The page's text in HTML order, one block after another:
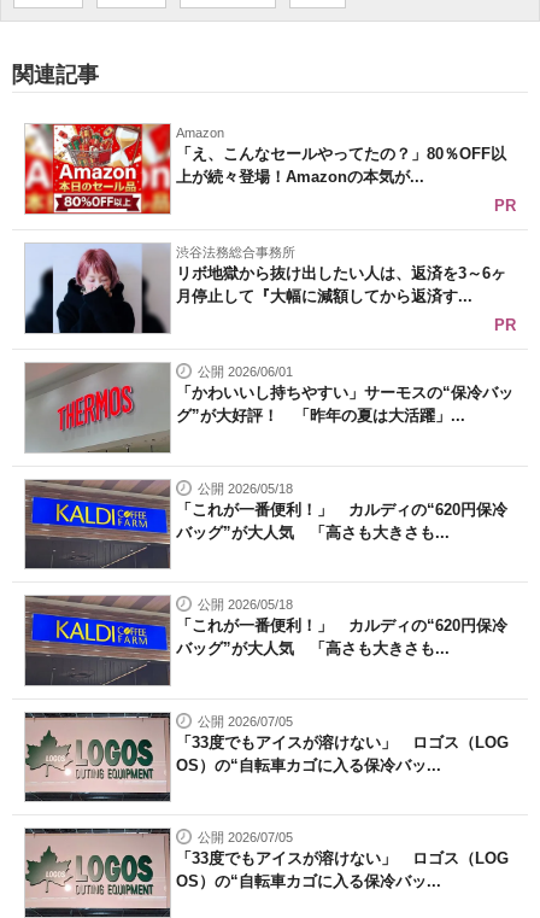
製造業のIT導入・活用を支援
モノづくり技術者専門サイト
エレクトロニクス専門サイト
電子設計の基本と応用
エネルギーの専門メディア
建設×テクノロジーの最前線
ちょっと気になるネットの話題
関連記事
Amazon
「え、こんなセールやってたの？」80％OFF以
上が続々登場！Amazonの本気が...
PR
渋谷法務総合事務所
リボ地獄から抜け出したい人は、返済を3～6ヶ
月停止して『大幅に減額してから返済す...
PR
公開 2026/06/01
「かわいいし持ちやすい」サーモスの“保冷バッ
グ”が大好評！ 「昨年の夏は大活躍」...
公開 2026/05/18
「これが一番便利！」 カルディの“620円保冷
バッグ”が大人気 「高さも大きさも...
公開 2026/05/18
「これが一番便利！」 カルディの“620円保冷
バッグ”が大人気 「高さも大きさも...
公開 2026/07/05
「33度でもアイスが溶けない」 ロゴス（LOG
OS）の“自転車カゴに入る保冷バッ...
公開 2026/07/05
「33度でもアイスが溶けない」 ロゴス（LOG
OS）の“自転車カゴに入る保冷バッ...